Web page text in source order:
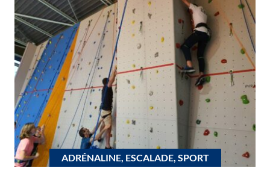
ADRÉNALINE, ESCALADE, SPORT